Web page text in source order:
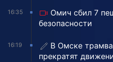
16:35
Омич сбил 7
безопасности
16:19
В Омске
прекратят